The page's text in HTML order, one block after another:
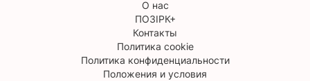
О нас
ПОЗІРК+
Контакты
Политика cookie
Политика конфиденциальности
Положения и условия